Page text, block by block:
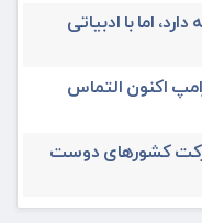
اما با ادبیاتی
اکنون التماس
کشورهای دوست